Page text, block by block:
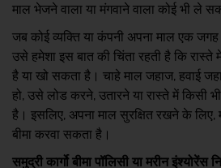
माल भेजने वाला या मंगवाने वाला कोई भी ले
जब कोई व्यक्ति या कंपनी अपना माल एक
उसे हमेशा इस बात की चिंता रहती है कि
है या खो सकता है। चाहे माल जहाज, हवाई
हो, उसे लोड करने, उतारने या रास्ते में किसी
है। इसलिए, अपना माल सुरक्षित रखने के लिए,
बीमा करवा सकता है।
समुद्री कार्गो बीमा पॉलिसी या मरीन